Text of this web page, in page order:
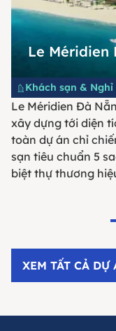
Le Méridien
Khách sạn &
Le Méridien Đà
xây dựng tới diện
toàn dự án chỉ
sạn tiêu chuẩn 5
biệt thự thương
XEM TẤT CẢ DỰ